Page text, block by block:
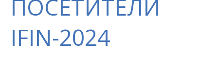
ПОСЕТИТЕЛИ
IFIN-2024